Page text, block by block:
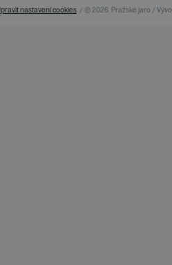
nastavení cookies / © 2026 Pražské jaro /